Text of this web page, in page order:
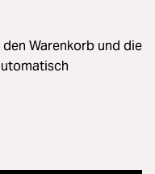
Warenkorb und die